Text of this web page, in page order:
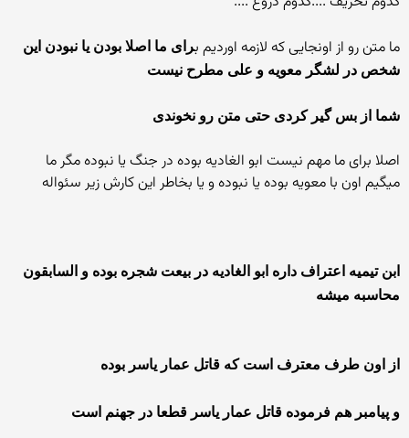
ما متن رو از اونجایی که لازمه اوردیم برای ما اصلا بودن یا نبودن این
شخص در لشگر معویه و علی مطرح نیست
شما از بس گیر کردی حتی متن رو نخوندی
اصلا برای ما مهم نیست ابو الغادیه بوده در جنگ یا نبوده مگر ما
میگیم اون با معویه بوده یا نبوده و یا بخاطر این کارش زیر سئواله
ابن تیمیه اعتراف داره ابو الغادیه در بیعت شجره بوده و السابقون
محاسبه میشه
از اون طرف معترف است که قاتل عمار یاسر بوده
و پیامبر هم فرموده قاتل عمار یاسر قطعا در جهنم است